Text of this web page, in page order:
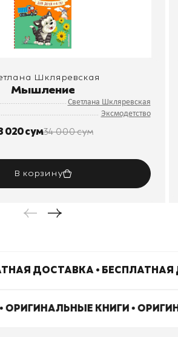
Шкляревская
Мышление
Светлана Шкляревская
Эксмодетство
020 сум34 000 сум
В корзину
ДОСТАВКА •
ОРИГИНАЛЬНЫЕ КНИГИ •